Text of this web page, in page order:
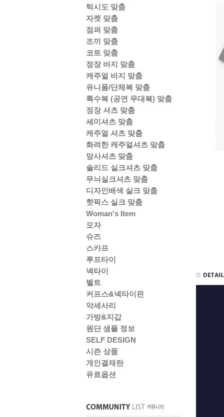
턱시도 맞춤
자켓 맞춤
점퍼 맞춤
조끼 맞춤
코트 맞춤
정장 바지 맞춤
캐주얼 바지 맞춤
유니폼/단체복 맞춤
특수복 (공연 무대복) 맞춤
정장 셔츠 맞춤
세미셔츠 맞춤
캐주얼 셔츠 맞춤
화려한 캐주얼셔츠 맞춤
망사셔츠 맞춤
솔리드 실크셔츠 맞춤
무늬실크셔츠 맞춤
디자인배색 실크 맞춤
핫픽스 실크 맞춤
Woman's Item
모자
슈즈
스카프
루프타이
넥타이
벨트
커프스&넥타이핀
악세사리
가방&지갑
원단 샘플 정보
SELF DESIGN
시즌 상품
개인결재란
유료옵션